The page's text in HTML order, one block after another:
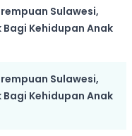
Sulawesi,
Kehidupan Anak
Sulawesi,
Kehidupan Anak